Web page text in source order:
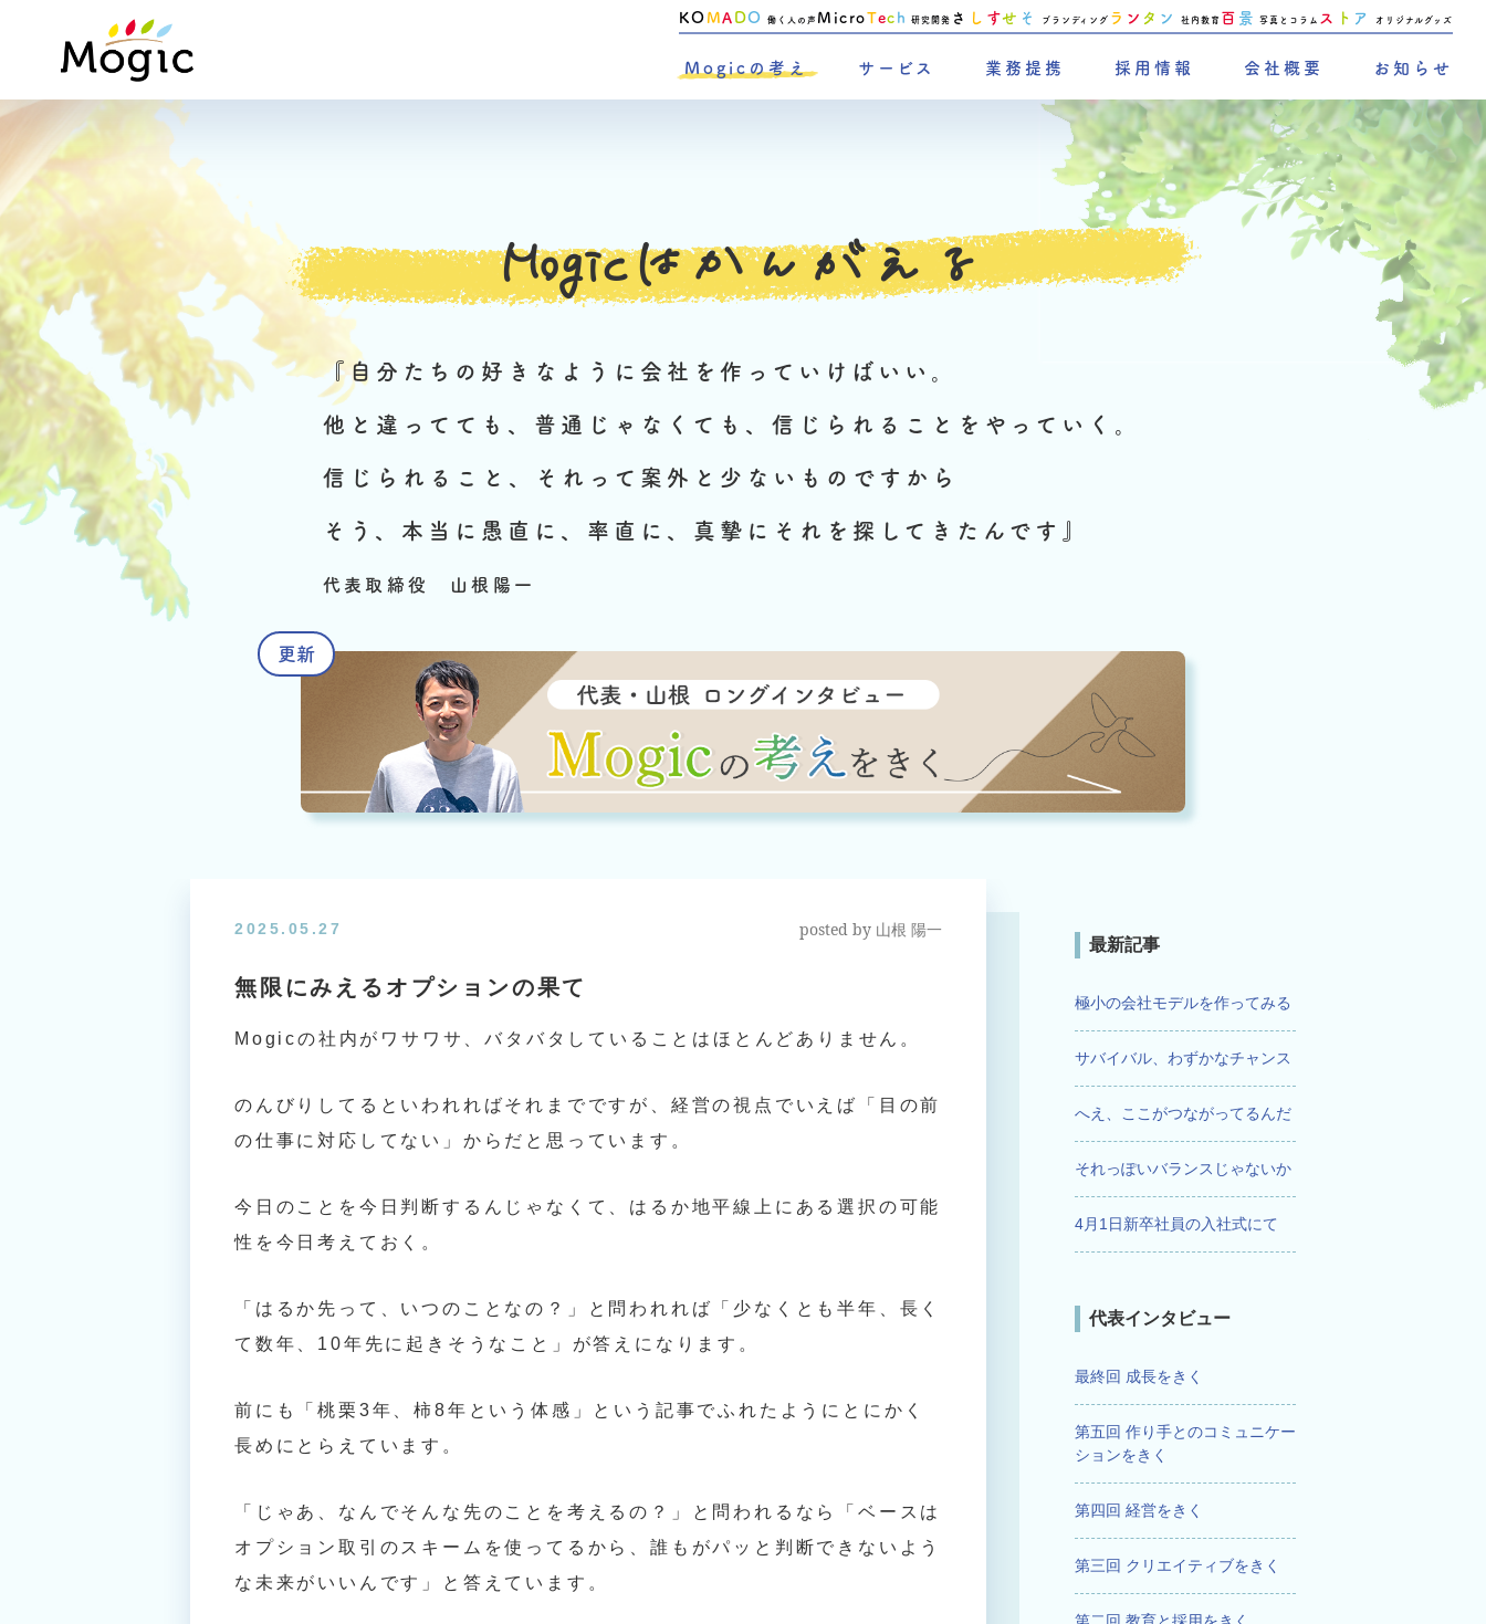
Mogicの考え サービス 業務提携 採用情報 会社概要 お知らせ
KO MA DO 働く人の声 MicroTec h 研究開発 さ し すせ そ ブランディング ラ ン タ ン 社内教育 百 景 写真とコラム ス ト ア オリジナルグッズ
Mogicはかんがえる
『自分たちの好きなように会社を作っていけばいい。
他と違ってても、普通じゃなくても、信じられることをやっていく。
信じられること、それって案外と少ないものですから
そう、本当に愚直に、率直に、真摯にそれを探してきたんです』
代表取締役 山根陽一
2025.05.27 posted by 山根 陽一
無限にみえるオプションの果て
Mogicの社内がワサワサ、バタバタしていることはほとんどありません。
のんびりしてるといわれればそれまでですが、経営の視点でいえば「目の前
の仕事に対応してない」からだと思っています。
今日のことを今日判断するんじゃなくて、はるか地平線上にある選択の可能
性を今日考えておく。
「はるか先って、いつのことなの？」と問われれば「少なくとも半年、長く
て数年、10年先に起きそうなこと」が答えになります。
前にも「桃栗3年、柿8年という体感」という記事でふれたようにとにかく
長めにとらえています。
「じゃあ、なんでそんな先のことを考えるの？」と問われるなら「ベースは
オプション取引のスキームを使ってるから、誰もがパッと判断できないよう
な未来がいいんです」と答えています。
最新記事
極小の会社モデルを作ってみる
サバイバル、わずかなチャンス
へえ、ここがつながってるんだ
それっぽいバランスじゃないか
4月1日新卒社員の入社式にて
代表インタビュー
最終回 成長をきく
第五回 作り手とのコミュニケー
ションをきく
第四回 経営をきく
第三回 クリエイティブをきく